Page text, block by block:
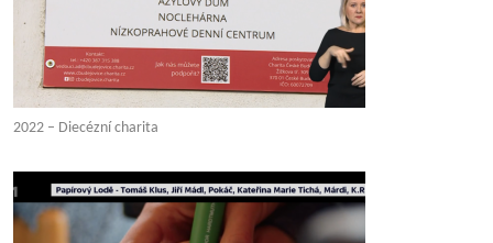
2022 – Diecézní charita